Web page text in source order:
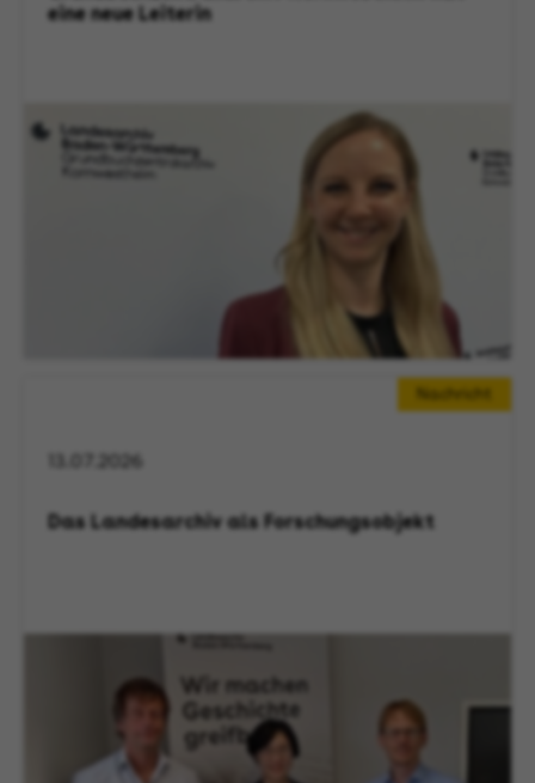
eine neue Leiterin
Nachricht
13.07.2026
Das Landesarchiv als Forschungsobjekt